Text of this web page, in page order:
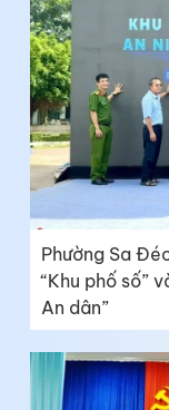
Phường Sa
“Khu phố số”
An dân”